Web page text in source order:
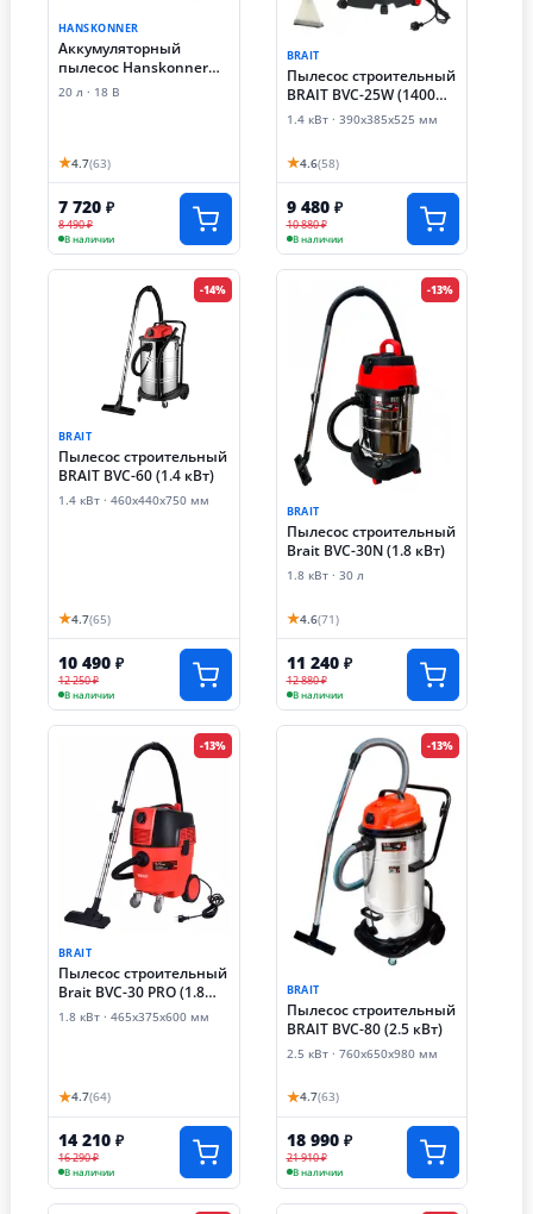
HANSKONNER
Аккумуляторный
пылесос Hanskonner
HBVC1820
20 л · 18 В
★4.7(63)
7 720 ₽
8 490 ₽
В наличии
BRAIT
Пылесос строительный
BRAIT BVC-25W (1400
Вт)
1.4 кВт · 390х385х525 мм
★4.6(58)
9 480 ₽
10 880 ₽
В наличии
-14%
BRAIT
Пылесос строительный
BRAIT BVC-60 (1.4 кВт)
1.4 кВт · 460х440х750 мм
★4.7(65)
10 490 ₽
12 250 ₽
В наличии
-13%
BRAIT
Пылесос строительный
Brait BVC-30N (1.8 кВт)
1.8 кВт · 30 л
★4.6(71)
11 240 ₽
12 880 ₽
В наличии
-13%
BRAIT
Пылесос строительный
Brait BVC-30 PRO (1.8
кВт)
1.8 кВт · 465х375х600 мм
★4.7(64)
14 210 ₽
16 290 ₽
В наличии
-13%
BRAIT
Пылесос строительный
BRAIT BVC-80 (2.5 кВт)
2.5 кВт · 760х650х980 мм
★4.7(63)
18 990 ₽
21 910 ₽
В наличии